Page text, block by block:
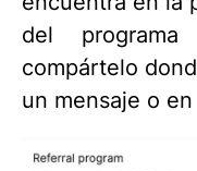
del
compártelo
un mensaje o